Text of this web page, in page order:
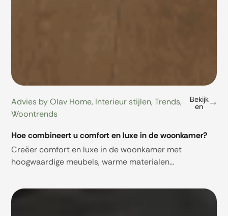
Advies by Olav Home, Interieur stijlen,Trends,
Woontrends
Bekijk
en
Hoe combineert u comfort en luxe in de woonkamer?
Creëer comfort en luxe in de woonkamer met
hoogwaardige meubels, warme materialen...